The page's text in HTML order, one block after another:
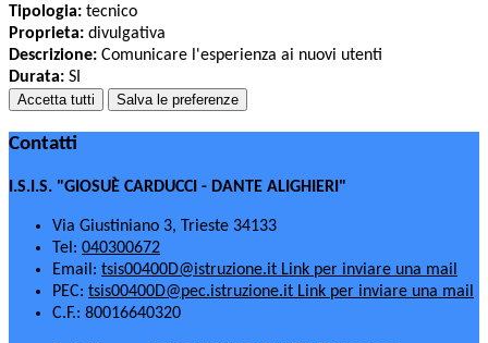
Tipologia: tecnico
Proprieta: divulgativa
Descrizione: Comunicare l'esperienza ai nuovi utenti
Durata: SI
Accetta tutti Salva le preferenze
Contatti
I.S.I.S. "GIOSUÈ CARDUCCI - DANTE ALIGHIERI"
Via Giustiniano 3, Trieste 34133
Tel: 040300672
Email: tsis00400D@istruzione.it Link per inviare una mail
PEC: tsis00400D@pec.istruzione.it Link per inviare una mail
C.F.: 80016640320